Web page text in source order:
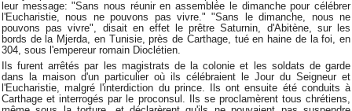
leur message: "Sans nous réunir en assemblée le dimanche pour célébrer
l'Eucharistie, nous ne pouvons pas vivre.""Sans le dimanche, nous ne
pouvons pas vivre", disait en effet le prêtre Saturnin, d'Abitène, sur les
bords de la Mjerda, en Tunisie, près de Carthage, tué en haine de la foi, en
304, sous l'empereur romain Dioclétien.
Ils furent arrêtés par les magistrats de la colonie et les soldats de garde
dans la maison d'un particulier où ils célébraient le Jour du Seigneur et
l'Eucharistie, malgré l'interdiction du prince.
Ils ont ensuite été conduits à
Carthage et interrogés par le proconsul. Ils se proclamèrent tous chrétiens,